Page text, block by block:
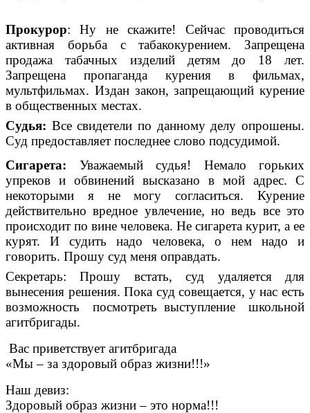
Прокурор: Ну не скажите! Сейчас проводиться
активная борьба с табакокурением. Запрещена
продажа табачных изделий детям до 18 лет.
Запрещена пропаганда курения в фильмах,
мультфильмах. Издан закон, запрещающий курение
в общественных местах.
Судья: Все свидетели по данному делу опрошены.
Суд предоставляет последнее слово подсудимой.
Сигарета: Уважаемый судья! Немало горьких
упреков и обвинений высказано в мой адрес. С
некоторыми я не могу согласиться. Курение
действительно вредное увлечение, но ведь все это
происходит по вине человека. Не сигарета курит, а ее
курят. И судить надо человека, о нем надо и
говорить. Прошу суд меня оправдать.
Секретарь: Прошу встать, суд удаляется для
вынесения решения. Пока суд совещается, у нас есть
возможность посмотреть выступление школьной
агитбригады.
Вас приветствует агитбригада
«Мы – за здоровый образ жизни!!!»
Наш девиз:
Здоровый образ жизни – это норма!!!